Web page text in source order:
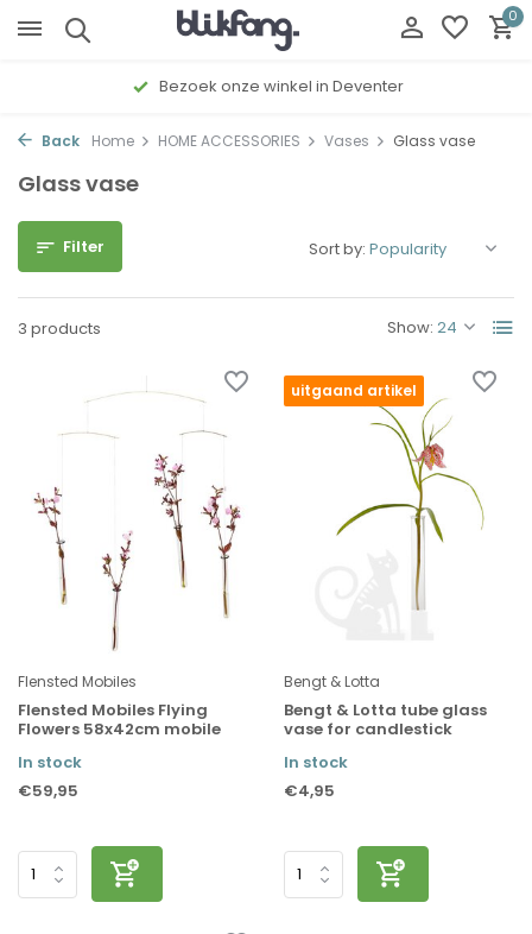
0
Bezoek onze winkel in Deventer
Back Home HOME ACCESSORIES Vases Glass vase
Glass vase
Filter
3 products Show:
Sort by:
Flensted Mobiles
Flensted Mobiles Flying
Flowers 58x42cm mobile
In stock
€59,95
uitgaand artikel
Bengt & Lotta
Bengt & Lotta tube glass
vase for candlestick
In stock
€4,95